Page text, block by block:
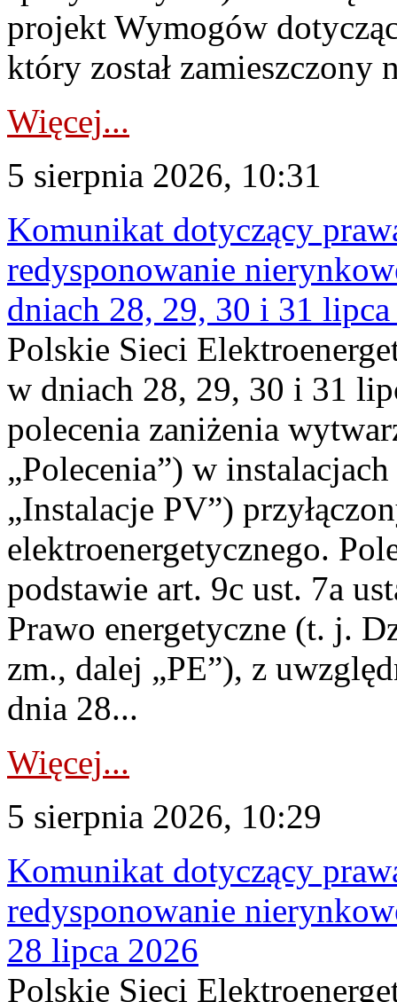
projekt Wymogów
który został zamieszczony
Więcej...
5 sierpnia 2026, 10:31
Komunikat dotyczący
redysponowanie
dniach 28, 29, 30 i 31
Polskie Sieci
w dniach 28, 29, 30 i 31
polecenia zaniżenia
„Polecenia”) w
„Instalacje PV”)
elektroenergetycznego.
podstawie art. 9c ust. 7a
Prawo energetyczne (t. j.
zm., dalej „PE”), z
dnia 28...
Więcej...
5 sierpnia 2026, 10:29
Komunikat dotyczący
redysponowanie
28 lipca 2026
Polskie Sieci